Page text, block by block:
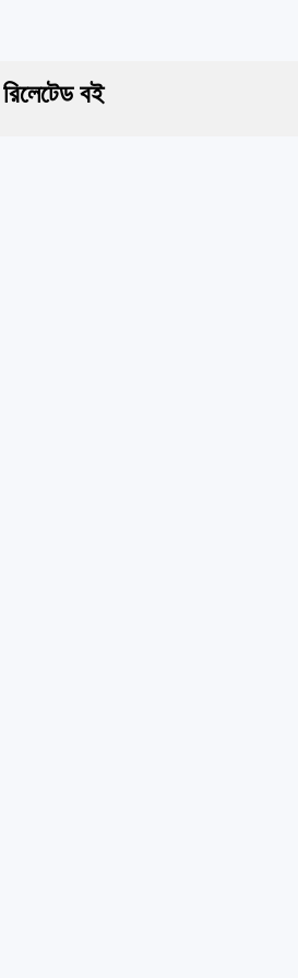
রিলেটেড বই